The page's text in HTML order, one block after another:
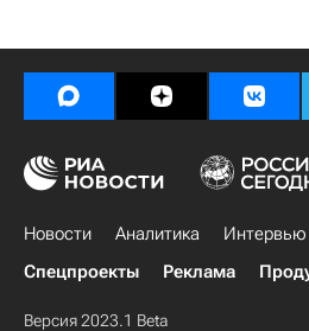
Новости Аналитика Интервью
Спецпроекты
Реклама
Версия 2023.1 Beta